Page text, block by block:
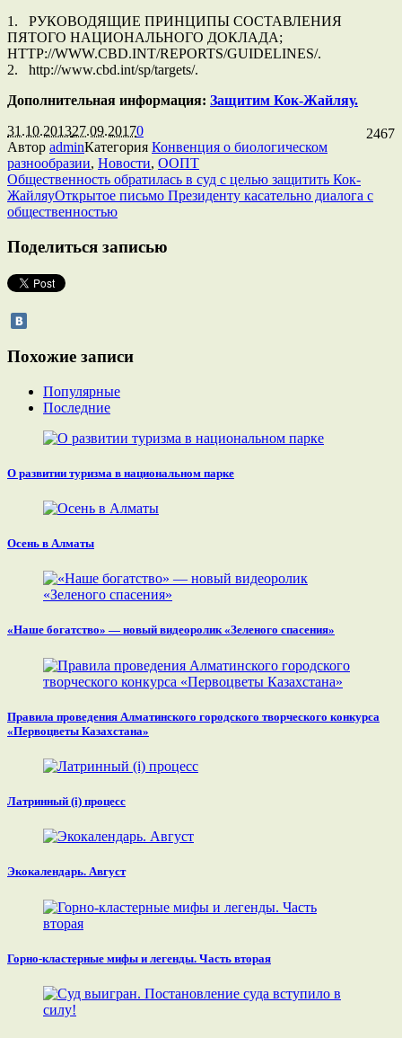
1. РУКОВОДЯЩИЕ ПРИНЦИПЫ СОСТАВЛЕНИЯ
ПЯТОГО НАЦИОНАЛЬНОГО ДОКЛАДА;
HTTP://WWW.CBD.INT/REPORTS/GUIDELINES/.
2. http://www.cbd.int/sp/targets/.
Дополнительная информация: Защитим Кок-Жайляу.
31.10.201327.09.20170
2467
Автор adminКатегория Конвенция о биологическом
разнообразии, Новости, ООПТ
Общественность обратилась в суд с целью защитить Кок-
ЖайляуОткрытое письмо Президенту касательно диалога с
общественностью
Поделиться записью
Похожие записи
Популярные
Последние
О развитии туризма в национальном парке
Осень в Алматы
«Наше богатство» — новый видеоролик «Зеленого спасения»
Правила проведения Алматинского городского творческого конкурса
«Первоцветы Казахстана»
Латринный (i) процесс
Экокалендарь. Август
Горно-кластерные мифы и легенды. Часть вторая